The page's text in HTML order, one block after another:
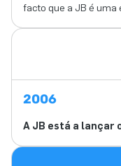
facto que a JB é uma
2006
A JB está a lançar